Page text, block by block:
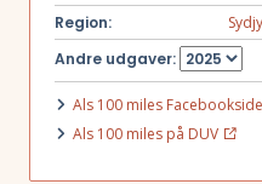
Region:
Andre udgaver:
Als 100 miles Facebookside
Als 100 miles på DUV